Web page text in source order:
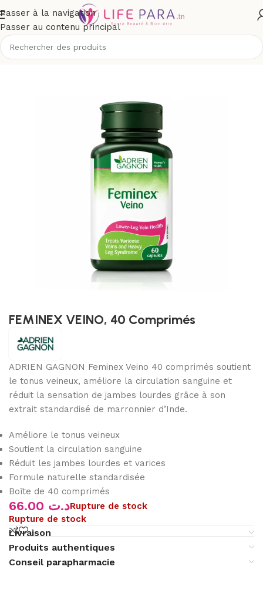
Passer à la navigation
Passer au contenu principal
/Compléments alimentaires/Santé/Circulation sanguine
FEMINEX VEINO, 40 Comprimés
ADRIEN GAGNON Feminex Veino 40 comprimés soutient
le tonus veineux, améliore la circulation sanguine et
réduit la sensation de jambes lourdes grâce à son
extrait standardisé de marronnier d’Inde.
Améliore le tonus veineux
Soutient la circulation sanguine
Réduit les jambes lourdes et varices
Formule naturelle standardisée
Boîte de 40 comprimés
د.تRupture de stock
Rupture de stock
Livraison
Produits authentiques
Conseil parapharmacie